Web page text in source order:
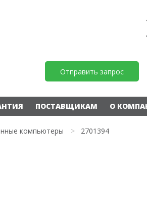
Отправить запрос
ПОСТАВЩИКАМ О
компьютеры > 2701394